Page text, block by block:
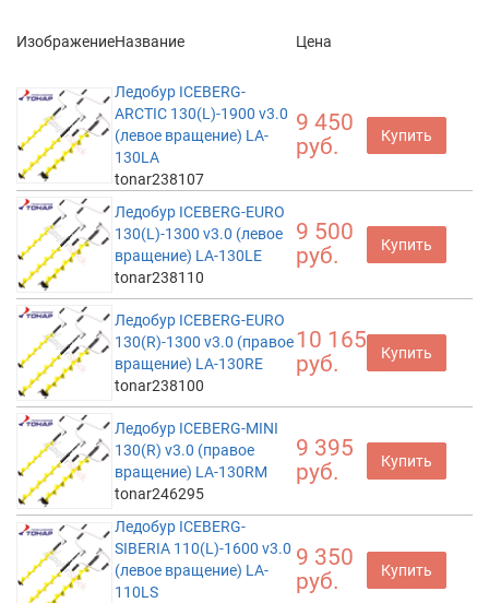
ИзображениеНазвание Цена
Ледобур ICEBERG-
ARCTIC 130(L)-1900 v3.0
(левое вращение) LA-
130LA
tonar238107
9 450
руб.
Купить
Ледобур ICEBERG-EURO
130(L)-1300 v3.0 (левое
вращение) LA-130LE
tonar238110
9 500
руб.
Купить
Ледобур ICEBERG-EURO
130(R)-1300 v3.0 (правое
вращение) LA-130RE
tonar238100
10 165
руб.
Купить
Ледобур ICEBERG-MINI
130(R) v3.0 (правое
вращение) LA-130RM
tonar246295
9 395
руб.
Купить
Ледобур ICEBERG-
SIBERIA 110(L)-1600 v3.0
(левое вращение) LA-
110LS
9 350
руб.
Купить